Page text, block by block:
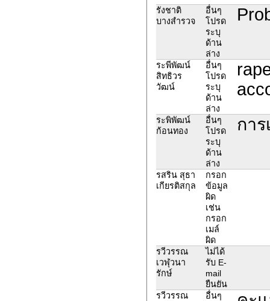
รังชาติ
บางสำรวจ
อื่นๆ
โปรด
ระบุ
ด้าน
ล่าง
ระพีพัฒน์
สิทธิวร
วัฒน์
อื่นๆ
โปรด
ระบุ
ด้าน
ล่าง
ระพิพัฒน์
ก้อนทอง
อื่นๆ
โปรด
ระบุ
ด้าน
ล่าง
กา
รสริน สุธา
เกียรติสกุล
กรอก
ข้อมูล
ผิด
เช่น
กรอก
เมล์
ผิด
รวีวรรณ
เวฬุวนา
รักษ์
ไม่ได้
รับ E-
mail
ยืนยัน
รวีวรรณ
อื่นๆ